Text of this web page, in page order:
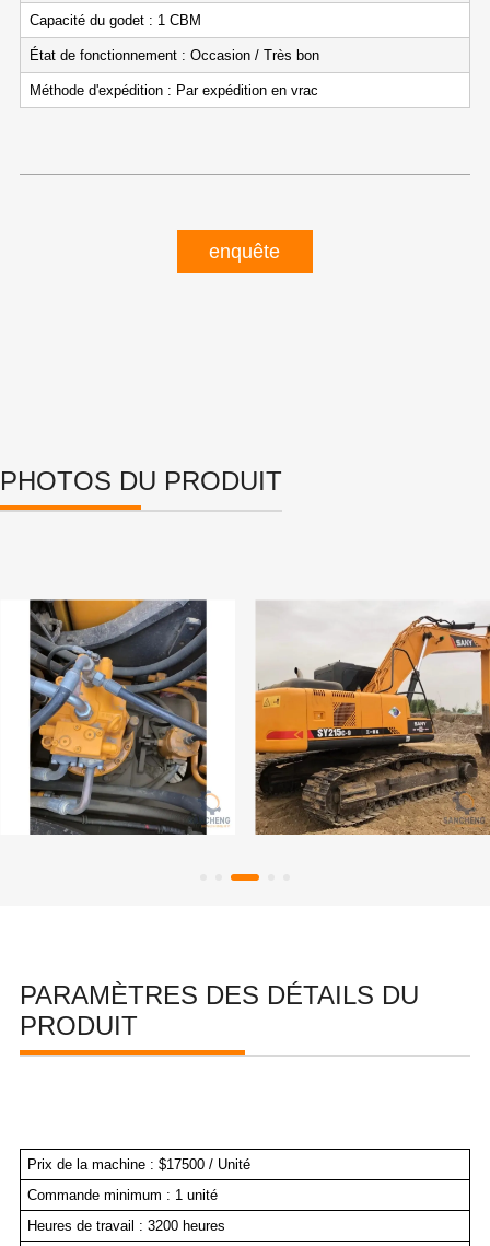
Capacité du godet : 1 CBM
État de fonctionnement : Occasion / Très bon
Méthode d'expédition : Par expédition en vrac
enquête
PHOTOS DU PRODUIT
PARAMÈTRES DES DÉTAILS DU
PRODUIT
Prix de la machine : $17500 / Unité
Commande minimum : 1 unité
Heures de travail : 3200 heures